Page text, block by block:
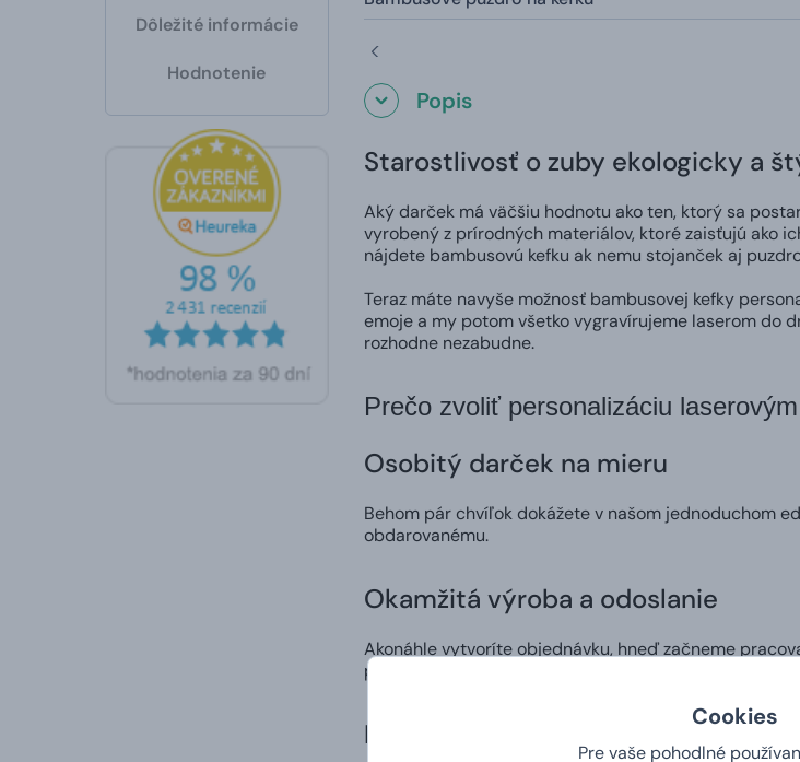
Cookies
Pre vaše pohodlné
Dôležité informácie
Hodnotenie
Popis
Starostlivosť o zuby ekologicky a
Aký darček má väčšiu hodnotu ako ten, ktorý sa
vyrobený z prírodných materiálov, ktoré zaisťujú ako
nájdete bambusovú kefku ak nemu stojanček aj
Teraz máte navyše možnosť bambusovej kefky
emoje a my potom všetko vygravírujeme laserom do
rozhodne nezabudne.
Prečo zvoliť personalizáciu
Osobitý darček na mieru
Behom pár chvíľok dokážete v našom jednoduchom
obdarovanému.
Okamžitá výroba a odoslanie
Akonáhle vytvoríte objednávku, hneď začneme
personalizovaný darček obdržali už na druhý deň.
Prekvapenie doručené až ku dverám